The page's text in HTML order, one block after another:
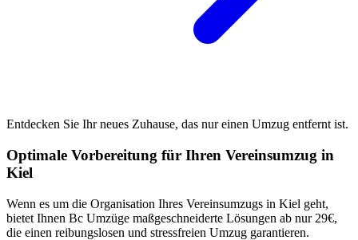
Entdecken Sie Ihr neues Zuhause, das nur einen Umzug entfernt ist.
Optimale Vorbereitung für Ihren Vereinsumzug in
Kiel
Wenn es um die Organisation Ihres Vereinsumzugs in Kiel geht,
bietet Ihnen Bc Umzüge maßgeschneiderte Lösungen ab nur 29€,
die einen reibungslosen und stressfreien Umzug garantieren.